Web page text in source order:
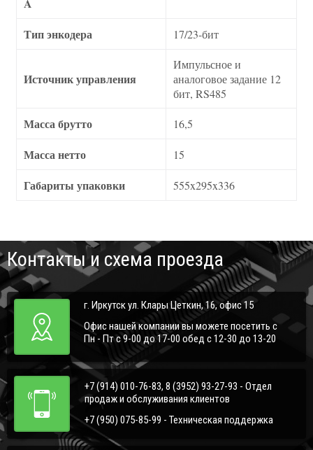
A
Тип энкодера 17/23-бит
Источник управления
Импульсное и
аналоговое задание 12
бит, RS485
Масса брутто 16,5
Масса нетто 15
Габариты упаковки 555x295x336
Контакты и схема проезда
г. Иркутск ул. Клары Цеткин, 16, офис 15
Офис нашей компании вы можете посетить с
Пн - Пт с 9-00 до 17-00 обед с 12-30 до 13-20
+7 (914) 010-76-83, 8 (3952) 93-27-93 - Отдел
продаж и обслуживания клиентов
+7 (950) 075-85-99 - Техническая поддержка